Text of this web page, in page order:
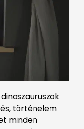
történelem
minden